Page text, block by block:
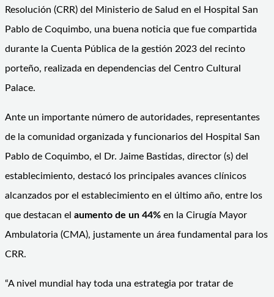
Resolución (CRR) del Ministerio de Salud en el Hospital San
Pablo de Coquimbo, una buena noticia que fue compartida
durante la Cuenta Pública de la gestión 2023 del recinto
porteño, realizada en dependencias del Centro Cultural
Palace.
Ante un importante número de autoridades, representantes
de la comunidad organizada y funcionarios del Hospital San
Pablo de Coquimbo, el Dr. Jaime Bastidas, director (s) del
establecimiento, destacó los principales avances clínicos
alcanzados por el establecimiento en el último año, entre los
que destacan el aumento de un 44% en la Cirugía Mayor
Ambulatoria (CMA), justamente un área fundamental para los
CRR.
“A nivel mundial hay toda una estrategia por tratar de